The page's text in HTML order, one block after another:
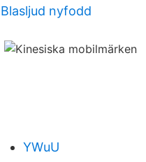
Blasljud nyfodd
YWuU